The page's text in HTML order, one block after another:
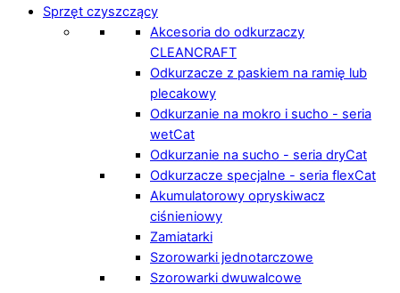
Sprzęt czyszczący
Akcesoria do odkurzaczy
CLEANCRAFT
Odkurzacze z paskiem na ramię lub
plecakowy
Odkurzanie na mokro i sucho - seria
wetCat
Odkurzanie na sucho - seria dryCat
Odkurzacze specjalne - seria flexCat
Akumulatorowy opryskiwacz
ciśnieniowy
Zamiatarki
Szorowarki jednotarczowe
Szorowarki dwuwalcowe